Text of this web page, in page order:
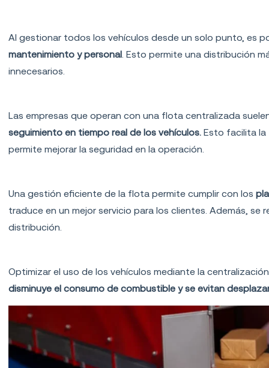
Al gestionar todos los vehículos desde un solo punto, es
mantenimiento y personal . Esto permite una distribución
innecesarios.
Las empresas que operan con una flota centralizada
seguimiento en tiempo real de los vehículos. Esto facilita la
permite mejorar la seguridad en la operación.
Una gestión eficiente de la flota permite cumplir con los
traduce en un mejor servicio para los clientes. Además,
distribución.
Optimizar el uso de los vehículos mediante la
disminuye el consumo de combustible y se evitan